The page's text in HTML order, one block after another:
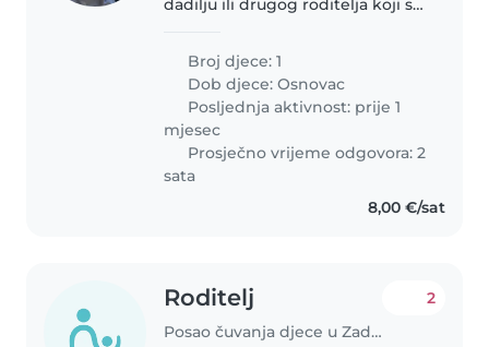
dadilju ili drugog roditelja koji se
godišnju kćer. Ona je prijateljski
raspoložena, sportski tip i voli
pričati. Tražimo nekoga..
Broj djece: 1
Dob djece:Osnovac
Posljednja aktivnost: prije 1
mjesec
Prosječno vrijeme odgovora: 2
sata
8,00 €/sat
Roditelj
Posao čuvanja djece u Zadar
2